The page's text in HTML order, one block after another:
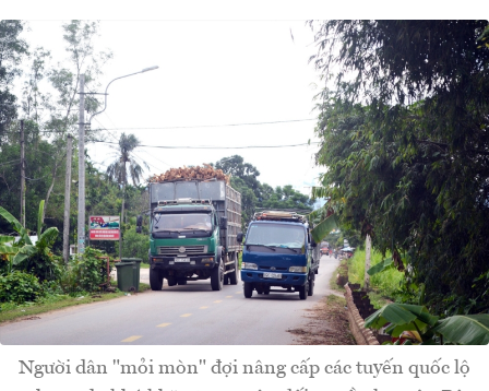
Người dân "mỏi mòn" đợi nâng cấp các tuyến quốc lộ